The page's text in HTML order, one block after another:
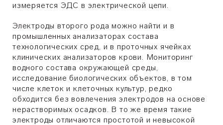
измеряется ЭДС в электрической цепи.
Электроды второго рода можно найти и в
промышленных анализаторах состава
технологических сред, и в проточных ячейках
клинических анализаторов крови. Мониторинг
водного состава окружающей среды,
исследование биологических объектов, в том
числе клеток и клеточных культур, редко
обходится без вовлечения электродов на основе
нерастворимых осадков. В то же время такие
электроды отличаются простотой и невысокой